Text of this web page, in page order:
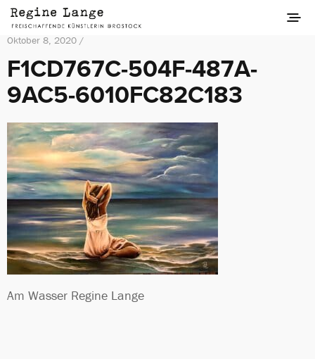
Oktober 8, 2020 /
F1CD767C-504F-487A-
9AC5-6010FC82C183
Am Wasser Regine Lange